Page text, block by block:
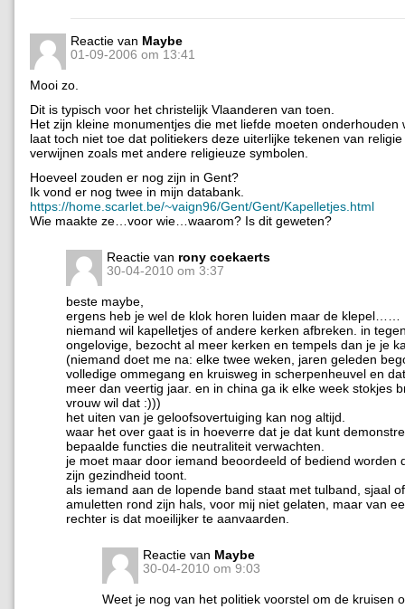
Reactie van Maybe
01-09-2006 om 13:41
Mooi zo.
Dit is typisch voor het christelijk Vlaanderen van toen.
Het zijn kleine monumentjes die met liefde moeten onderhouden
laat toch niet toe dat politiekers deze uiterlijke tekenen van
verwijnen zoals met andere religieuze symbolen.
Hoeveel zouden er nog zijn in Gent?
Ik vond er nog twee in mijn databank.
https://home.scarlet.be/~vaign96/Gent/Gent/Kapelletjes.html
Wie maakte ze…voor wie…waarom? Is dit geweten?
Reactie van rony coekaerts
30-04-2010 om 3:37
beste maybe,
ergens heb je wel de klok horen luiden maar de klepel……
niemand wil kapelletjes of andere kerken afbreken. in
ongelovige, bezocht al meer kerken en tempels dan je je
(niemand doet me na: elke twee weken, jaren geleden
volledige ommegang en kruisweg in scherpenheuvel en
meer dan veertig jaar. en in china ga ik elke week stokjes
vrouw wil dat :)))
het uiten van je geloofsovertuiging kan nog altijd.
waar het over gaat is in hoeverre dat je dat kunt
bepaalde functies die neutraliteit verwachten.
je moet maar door iemand beoordeeld of bediend worden
zijn gezindheid toont.
als iemand aan de lopende band staat met tulband, sjaal
amuletten rond zijn hals, voor mij niet gelaten, maar van
rechter is dat moeilijker te aanvaarden.
Reactie van Maybe
30-04-2010 om 9:03
Weet je nog van het politiek voorstel om de kruisen